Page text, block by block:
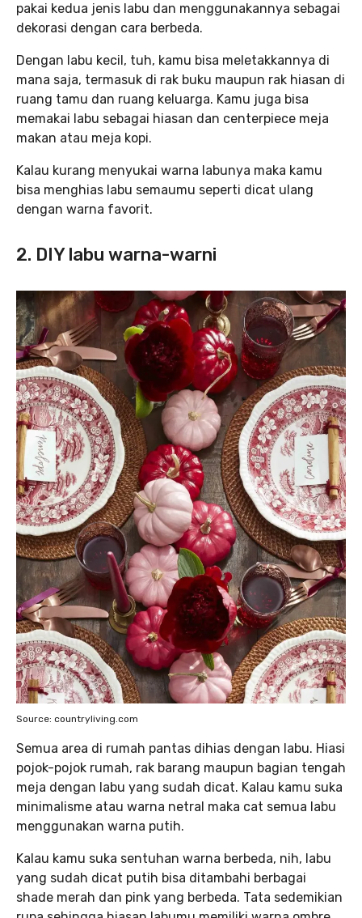
pakai kedua jenis labu dan menggunakannya sebagai
dekorasi dengan cara berbeda.
Dengan labu kecil, tuh, kamu bisa meletakkannya di
mana saja, termasuk di rak buku maupun rak hiasan di
ruang tamu dan ruang keluarga. Kamu juga bisa
memakai labu sebagai hiasan dan centerpiece meja
makan atau meja kopi.
Kalau kurang menyukai warna labunya maka kamu
bisa menghias labu semaumu seperti dicat ulang
dengan warna favorit.
2. DIY labu warna-warni
Source: countryliving.com
Semua area di rumah pantas dihias dengan labu. Hiasi
pojok-pojok rumah, rak barang maupun bagian tengah
meja dengan labu yang sudah dicat. Kalau kamu suka
minimalisme atau warna netral maka cat semua labu
menggunakan warna putih.
Kalau kamu suka sentuhan warna berbeda, nih, labu
yang sudah dicat putih bisa ditambahi berbagai
shade merah dan pink yang berbeda. Tata sedemikian